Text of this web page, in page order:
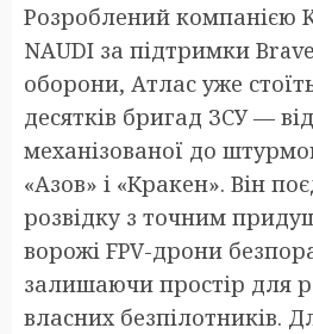
Розроблений компанією
NAUDI за підтримки
оборони, Атлас уже
десятків бригад ЗСУ —
механізованої до
«Азов» і «Кракен». Він
розвідку з точним
ворожі FPV-дрони
залишаючи простір для
власних безпілотників.